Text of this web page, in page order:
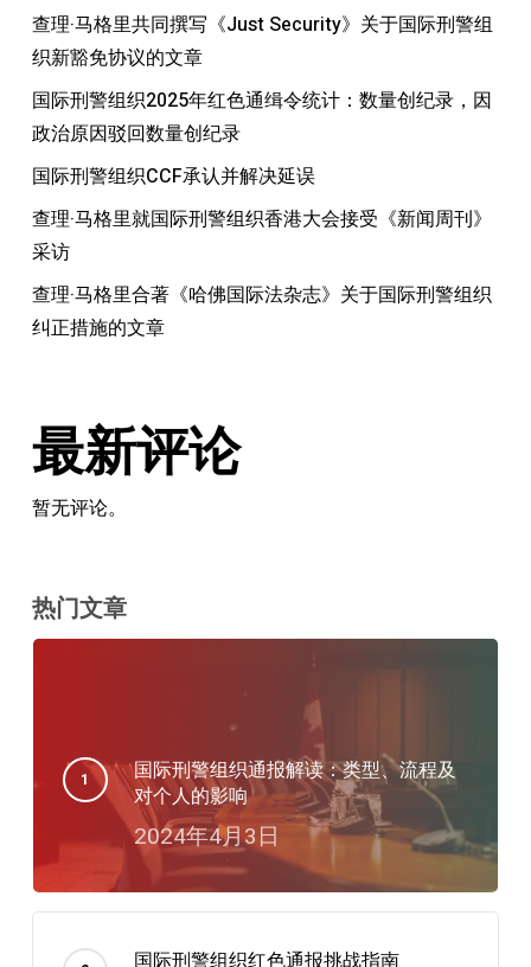
查理·马格里共同撰写《Just Security》关于国际刑警组
织新豁免协议的文章
国际刑警组织2025年红色通缉令统计：数量创纪录，因
政治原因驳回数量创纪录
国际刑警组织CCF承认并解决延误
查理·马格里就国际刑警组织香港大会接受《新闻周刊》
采访
查理·马格里合著《哈佛国际法杂志》关于国际刑警组织
纠正措施的文章
最新评论
暂无评论。
热门文章
国际刑警组织通报解读：类型、流程及
对个人的影响
2024年4月3日
国际刑警组织红色通报挑战指南